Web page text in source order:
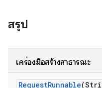
สรุป
เครื่องมือสร้างสาธารณะ
RequestRunnable